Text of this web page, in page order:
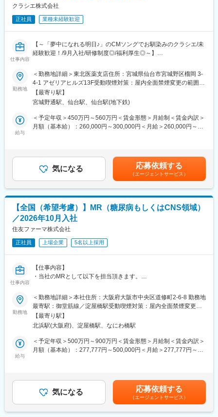
■キャリアパス
個人目標＋チーム目標、自己評価＋上長の評価（S～Cランク）で
評価する制度を導入しました。ゆくゆくは主任、係長、課長代理
とキャリアを描くことができ、マネジメント業務にも携われま
す。またキャリア支援として、社内研修や外部セミナー、学会参
加も可能です。
■当社の魅力
◎日本で先駆けて透析液の開発業務に着手。現在は人工腎臓用透
析液のパイオニアとして不動の地位を確立しており、50％以上の
シェアを獲得しています。
ーズに合わせた進化を続けています。
◎前立腺疾患治療剤「セルニルトン」など泌尿器科系の医薬品の
当社は国内でいち早く「人工腎臓灌流原液」の販売を開始しまし
た。現在、透析療法は驚異的な発展普及を遂げ、需要も高まって
います。
また当社は、研究開発センターを中心に国内外の大学や研究機関
との強力な連携によりバイオ技術をも駆使した新しい医療ニーズ
に対応した、より良い製品の創出に努めています。
クラシエ株式会社
正社員 業種未経験歓迎
仕事内容
【～「夢中になれる明日♪」のCMソングでお馴染みのクラシエ/未
経験歓迎！/9月入社/研修制度◎/福利厚生◎～】
■業務内容：
医療用漢方製剤専門の※MR職として医療従事者への情報提供をお
任せします。漢方は昨今、医療現場での活用が進んでいる成長領
域です。対象となる診療科は多いですが、特に高齢者医療や女性
医療に注力しています。
※担当施設は開業医が中心ですが、大学病院や大病院なども担当
略で、日本語では「医薬情報担当者」を意味します。医師や薬剤
師などの医療従事者に対して、自社製品である漢方薬に関する情
報を提供し、漢方薬の適正使用を促進する役割を担っています。
入社後、未経験の方は2か月間（8~9月）、経験者の方も1ヶ月間
（8月）の本社研修がありしっかりとフォローします。漢方業界が
初めての方でもご安心ください！内容は学術（医薬品・漢方
薬）、情報提供や説明会のロールプレイイング等インプット、ア
ウトプットの両方での研修を予定しています。現場でご活躍いた
だくための土台を固めます。（研修期間は変動の可能性あり）
■魅力：
・産育休、子ども看護休暇、介護休暇、各種自己啓発制度あり
・将来的に漢方薬を熟知する専門家として成長することができま
■勤務地補足：
・初任地は東北エリアのいずれかとなります。
※駐在の場合も、会議等の業務で月に数回支店や営業所、出張所等
・将来的な全国転勤がございます。
※詳しくは以下ご参照くださいませ。
■クラシエ(株)へ入社後本社での研修期間を経て、MR職としては
クラシエ薬品(株)への在籍出向となります。
出向先：クラシエ薬品株式会社
勤務地
＜勤務地詳細＞東北医薬支店住所：宮城県仙台市宮城野区榴岡 3-
4-1 アゼリアヒルズ13F受動喫煙対策：屋内全面禁煙変更の範囲：
会社の定める事業所
【最寄り駅】
宮城野通駅、仙台駅、仙台駅(地下鉄)
給与
＜予定年収＞450万円～560万円＜賃金形態＞月給制＜賃金内訳＞
月額（基本給）：260,000円～300,000円＜月給＞260,000円～
までも目安の金額であり、選考を通じて上下する可能性がありま
す。月給(月額)は固定手当を含めた表記です。
気になる 応募依頼する
（エージェントサービス）
【全国（希望考慮）】MR（糖尿病もしくはCNS領域）
／2026年10月入社
住友ファーマ株式会社
正社員 上場企業 5名以上採用
仕事内容
【仕事内容】
・当社のMRとして以下を担当頂きます。
＜具体的には＞
・医薬品情報を医師や薬剤師に正しく伝える専門職
・医療現場から医薬品の有効性・安全性・品質の情報を収集し適
切に報告を行う
・医療現場のニーズを把握し、適正使用を促進することで患者さ
んの治療に貢献
・高度な知識とコミュニケーション力を活かし、医師・薬剤師等
＜当社が取り組む領域＞
（1）CNS領域MR：統合失調症・双極性障害を中心とした患者さ
勤務地
＜勤務地詳細＞本社住所：大阪府大阪市中央区道修町2-6-8 勤務地
最寄駅：御堂筋線／淀屋橋駅受動喫煙対策：屋内全面禁煙変更の
範囲：会社の定める事業所（リモートワーク含む）
【最寄り駅】
北浜駅(大阪府)、淀屋橋駅、なにわ橋駅
給与
＜予定年収＞500万円～900万円＜賃金形態＞月給制＜賃金内訳＞
月額（基本給）：277,777円～500,000円＜月給＞277,777円～
金額であり、選考を通じて上下する可能性があります。月給(月額)
は固定手当を含めた表記です。
気になる 応募依頼する
（エージェントサービス）